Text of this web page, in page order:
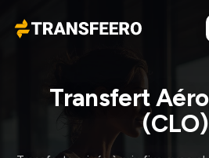
Transfeero
Transfert
(CLO)